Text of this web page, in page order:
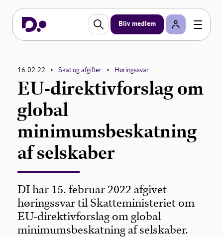
Bliv medlem
16.02.22 • Skat og afgifter • Høringssvar
EU-direktivforslag om
global
minimumsbeskatning
af selskaber
DI har 15. februar 2022 afgivet
høringssvar til Skatteministeriet om
EU-direktivforslag om global
minimumsbeskatning af selskaber.